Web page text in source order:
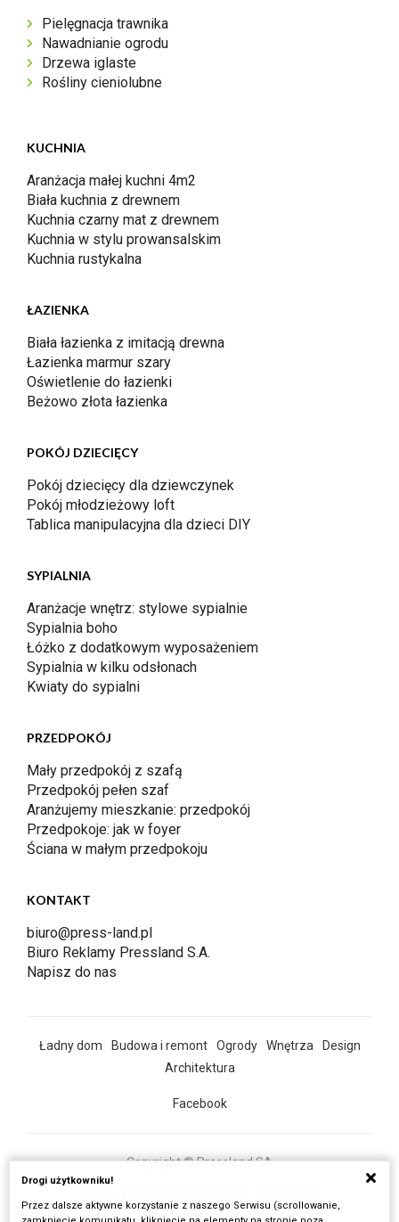
Pielęgnacja trawnika
Nawadnianie ogrodu
Drzewa iglaste
Rośliny cieniolubne
KUCHNIA
Aranżacja małej kuchni 4m2
Biała kuchnia z drewnem
Kuchnia czarny mat z drewnem
Kuchnia w stylu prowansalskim
Kuchnia rustykalna
ŁAZIENKA
Biała łazienka z imitacją drewna
Łazienka marmur szary
Oświetlenie do łazienki
Beżowo złota łazienka
POKÓJ DZIECIĘCY
Pokój dziecięcy dla dziewczynek
Pokój młodzieżowy loft
Tablica manipulacyjna dla dzieci DIY
SYPIALNIA
Aranżacje wnętrz: stylowe sypialnie
Sypialnia boho
Łóżko z dodatkowym wyposażeniem
Sypialnia w kilku odsłonach
Kwiaty do sypialni
PRZEDPOKÓJ
Mały przedpokój z szafą
Przedpokój pełen szaf
Aranżujemy mieszkanie: przedpokój
Przedpokoje: jak w foyer
Ściana w małym przedpokoju
KONTAKT
biuro@press-land.pl
Biuro Reklamy Pressland S.A.
Napisz do nas
Ładny dom Budowa i remont Ogrody Wnętrza
Design
Architektura
Facebook
Copyright © Pressland SA
Wszystkie artykuły
Drogi użytkowniku!
Przez dalsze aktywne korzystanie z naszego Serwisu (scrollowanie,